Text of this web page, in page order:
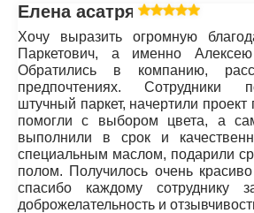
Елена асатрян
Хочу выразить огромную
Паркетович, а именно
Обратились в компанию,
предпочтениях. Сотрудники
штучный паркет, начертили проект
помогли с выбором цвета, а
выполнили в срок и
специальным маслом, подарили
полом. Получилось очень
спасибо каждому сотруднику
доброжелательность и